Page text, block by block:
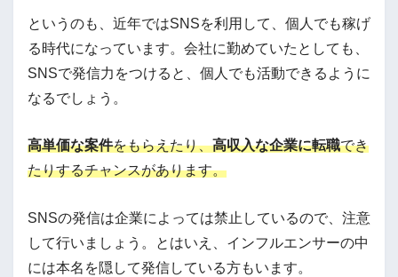
というのも、近年ではSNSを利用して、個人でも稼げ
る時代になっています。会社に勤めていたとしても、
SNSで発信力をつけると、個人でも活動できるように
なるでしょう。
高単価な案件をもらえたり、高収入な企業に転職でき
たりするチャンスがあります。
SNSの発信は企業によっては禁止しているので、注意
して行いましょう。とはいえ、インフルエンサーの中
には本名を隠して発信している方もいます。